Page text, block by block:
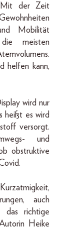
Mit der Zeit
Mobilität
meisten
helfen kann,
wird nur
heißt es wird
versorgt.
und
obstruktive
auch
das richtige
Heike